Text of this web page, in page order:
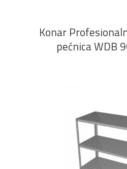
Konar
pećnica WDB